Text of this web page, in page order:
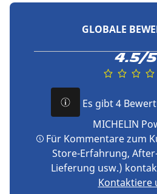
GLOBALE
4.5/5
Es gibt 4
MICHELIN
Für Kommentare zum
Store-Erfahrung,
Lieferung usw.)
Kontaktiere